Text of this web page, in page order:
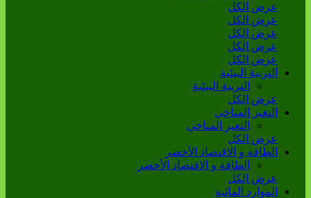
عرض الكل
عرض الكل
عرض الكل
عرض الكل
عرض الكل
التربية البيئية
التربية البيئية
عرض الكل
التغير المناخي
التغير المناخي
عرض الكل
الطاقة و الاقتصاد الأخضر
الطاقة و الاقتصاد الأخضر
عرض الكل
الموارد المائية